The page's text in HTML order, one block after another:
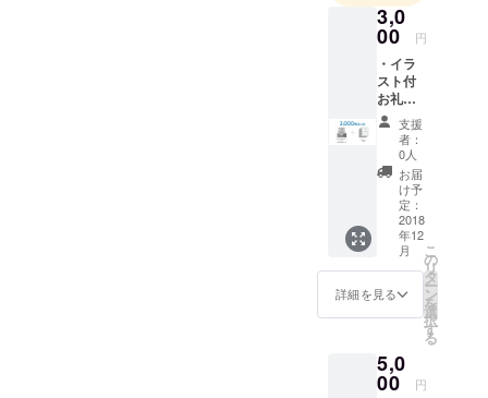
3,0
00 円
・イラ
スト付
お礼
メール
（2018
年9月）
・作業
の進捗
メール
（2018
年10
月） ・
特別
ネーム5
枚 コ
ピー
年12
月）
支援
者：
0人
お届
け予
定：
2018
年12
月
詳細を見る
こ
の
リ
タ
ー
ン
を
選
択
す
る
5,0
00 円